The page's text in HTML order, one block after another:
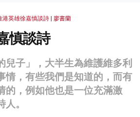
港英雄徐嘉慎談詩 | 廖書蘭
慎談詩
兒子」，大半生為維護維多利
情，有些我們是知道的，而有
的，例如他也是一位充滿激
。